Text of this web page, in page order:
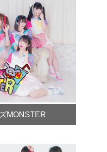
MONSTER